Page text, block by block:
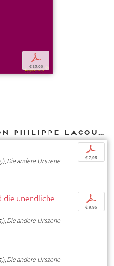
p
€ 25,00
Weitere Texte von Philippe Lacoue-Labarthe bei DIAPHANES
Die andere Urszene
p
€ 7,95
die unendliche
Die andere Urszene
p
€ 9,95
Die andere Urszene